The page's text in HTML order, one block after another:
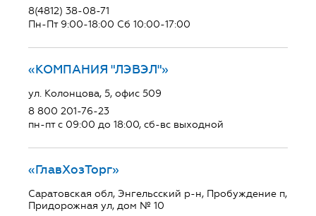
8(4812) 38-08-71
Пн-Пт 9:00-18:00 Сб 10:00-17:00
«КОМПАНИЯ "ЛЭВЭЛ"»
ул. Колонцова, 5, офис 509
8 800 201-76-23
пн-пт с 09:00 до 18:00, сб-вс выходной
«ГлавХозТорг»
Саратовская обл, Энгельсский р-н, Пробуждение п,
Придорожная ул, дом № 10